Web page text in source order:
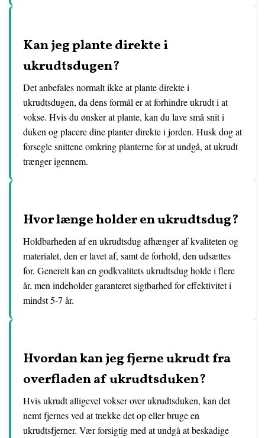
Kan jeg plante direkte i
ukrudtsdugen?
Det anbefales normalt ikke at plante direkte i
ukrudtsdugen, da dens formål er at forhindre ukrudt i at
vokse. Hvis du ønsker at plante, kan du lave små snit i
duken og placere dine planter direkte i jorden. Husk dog at
forsegle snittene omkring planterne for at undgå, at ukrudt
trænger igennem.
Hvor længe holder en ukrudtsdug?
Holdbarheden af en ukrudtsdug afhænger af kvaliteten og
materialet, den er lavet af, samt de forhold, den udsættes
for. Generelt kan en godkvalitets ukrudtsdug holde i flere
år, men indeholder garanteret sigtbarhed for effektivitet i
mindst 5-7 år.
Hvordan kan jeg fjerne ukrudt fra
overfladen af ukrudtsduken?
Hvis ukrudt alligevel vokser over ukrudtsduken, kan det
nemt fjernes ved at trække det op eller bruge en
ukrudtsfjerner. Vær forsigtig med at undgå at beskadige